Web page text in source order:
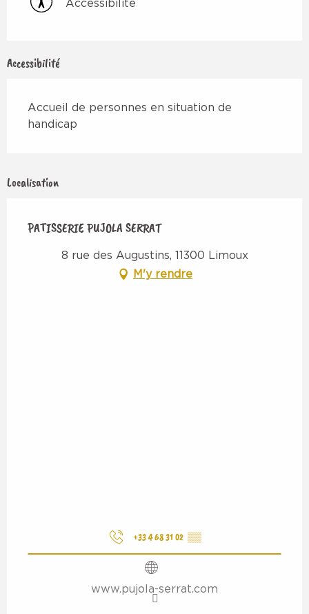
Accessibilité
Accessibilité
Accueil de personnes en situation de
handicap
Localisation
PATISSERIE PUJOLA SERRAT
8 rue des Augustins, 11300 Limoux
M'y rendre
+33 4 68 31 02 ▒▒
www.pujola-serrat.com